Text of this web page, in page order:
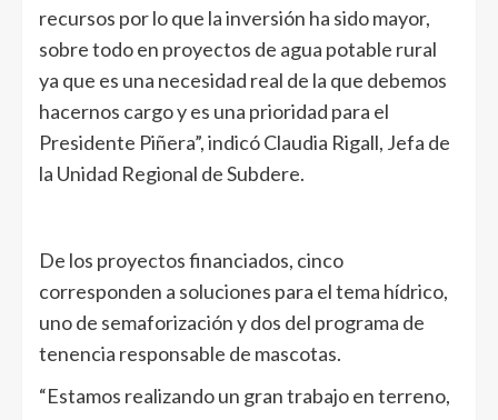
recursos por lo que la inversión ha sido mayor,
sobre todo en proyectos de agua potable rural
ya que es una necesidad real de la que debemos
hacernos cargo y es una prioridad para el
Presidente Piñera”, indicó Claudia Rigall, Jefa de
la Unidad Regional de Subdere.
De los proyectos financiados, cinco
corresponden a soluciones para el tema hídrico,
uno de semaforización y dos del programa de
tenencia responsable de mascotas.
“Estamos realizando un gran trabajo en terreno,